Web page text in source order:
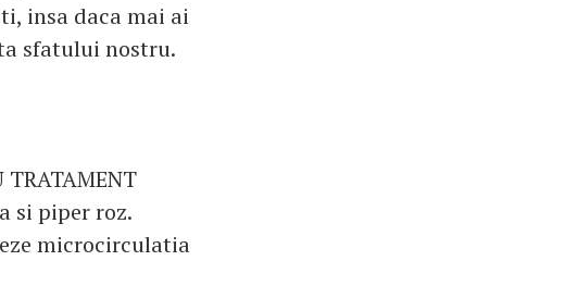
insa daca mai ai
sfatului nostru.
si piper roz.
microcirculatia